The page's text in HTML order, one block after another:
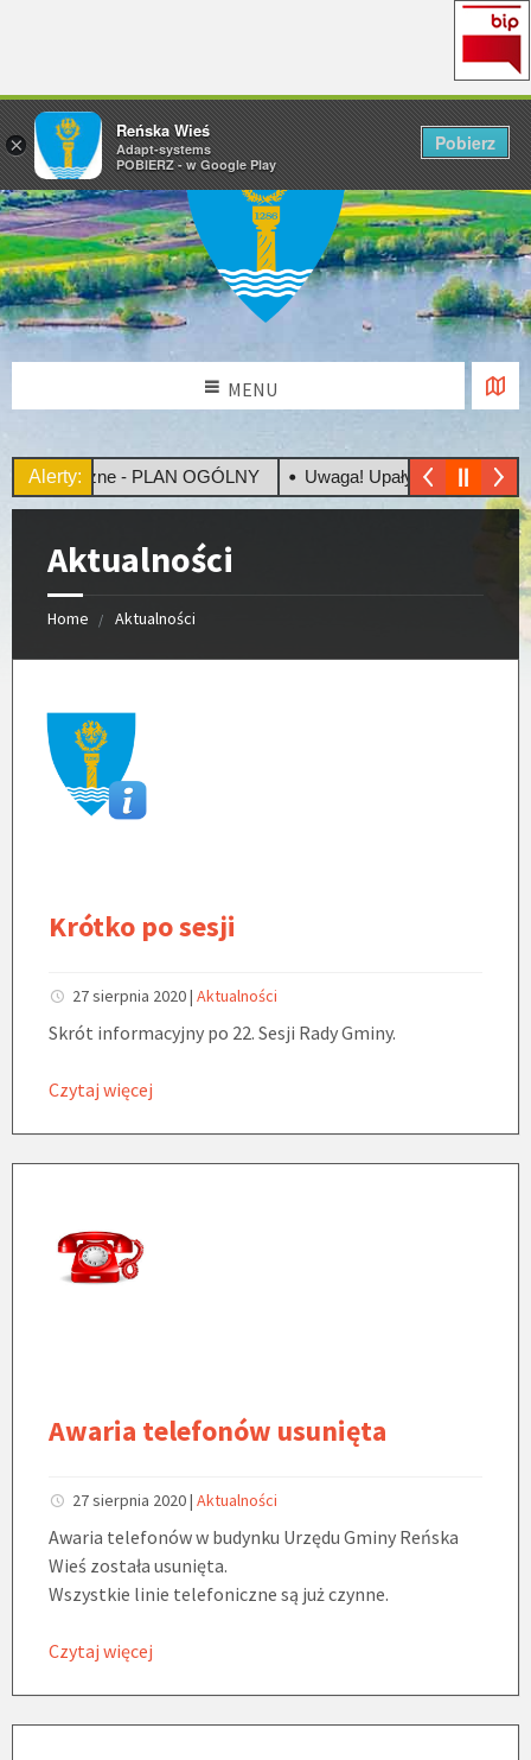
×
Reńska Wieś
Adapt-systems
POBIERZ - w Google Play
Pobierz
MENU
Alerty: - PLAN OGÓLNY Uwaga! Upały
Aktualności
Home Aktualności
Krótko po sesji
27 sierpnia 2020| Aktualności
Skrót informacyjny po 22. Sesji Rady Gminy.
Czytaj więcej
Awaria telefonów usunięta
27 sierpnia 2020| Aktualności
Awaria telefonów w budynku Urzędu Gminy Reńska
Wieś została usunięta.
Wszystkie linie telefoniczne są już czynne.
Czytaj więcej